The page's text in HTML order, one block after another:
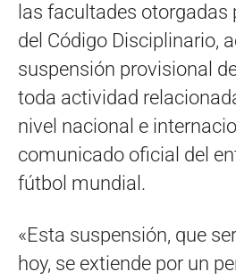
las facultades otorgadas
del Código Disciplinario,
suspensión provisional
toda actividad
nivel nacional e
comunicado oficial del
fútbol mundial.
«Esta suspensión, que
hoy, se extiende por un